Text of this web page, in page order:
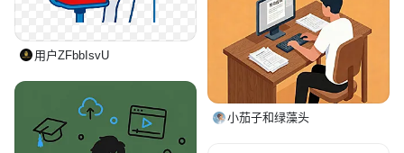
用户ZFbbIsvU
小茄子和绿藻头